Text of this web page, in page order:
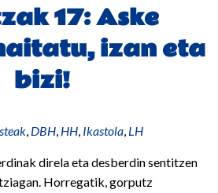
17: Aske
izan eta
bizi!
, DBH, HH, Ikastola, LH
direla eta desberdin sentitzen
Horregatik, gorputz